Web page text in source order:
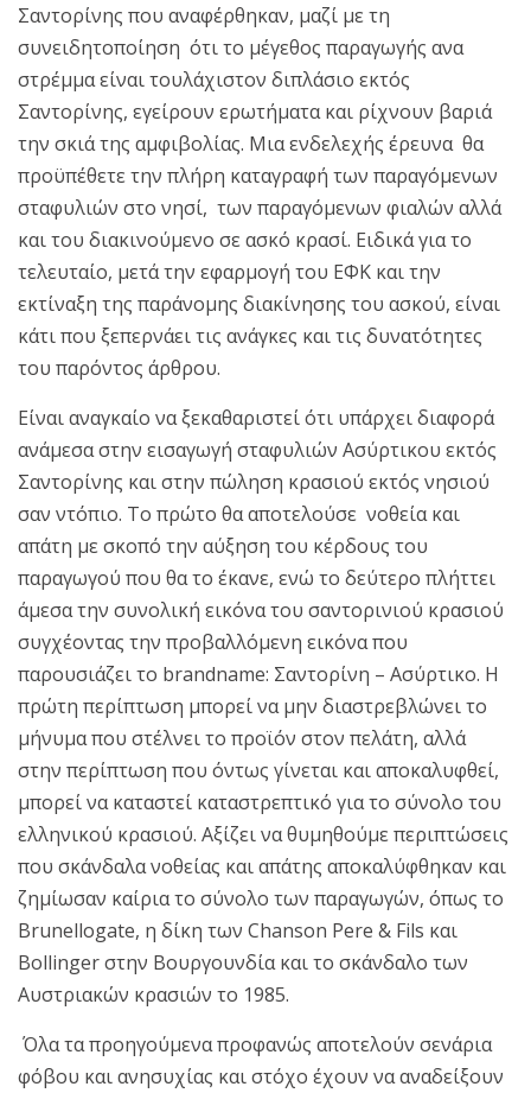
Σαντορίνης που αναφέρθηκαν, μαζί με τη
συνειδητοποίηση ότι το μέγεθος παραγωγής ανα
στρέμμα είναι τουλάχιστον διπλάσιο εκτός
Σαντορίνης, εγείρουν ερωτήματα και ρίχνουν βαριά
την σκιά της αμφιβολίας. Μια ενδελεχής έρευνα θα
προϋπέθετε την πλήρη καταγραφή των παραγόμενων
σταφυλιών στο νησί, των παραγόμενων φιαλών αλλά
και του διακινούμενο σε ασκό κρασί. Ειδικά για το
τελευταίο, μετά την εφαρμογή του ΕΦΚ και την
εκτίναξη της παράνομης διακίνησης του ασκού, είναι
κάτι που ξεπερνάει τις ανάγκες και τις δυνατότητες
του παρόντος άρθρου.
Είναι αναγκαίο να ξεκαθαριστεί ότι υπάρχει διαφορά
ανάμεσα στην εισαγωγή σταφυλιών Ασύρτικου εκτός
Σαντορίνης και στην πώληση κρασιού εκτός νησιού
σαν ντόπιο. Το πρώτο θα αποτελούσε νοθεία και
απάτη με σκοπό την αύξηση του κέρδους του
παραγωγού που θα το έκανε, ενώ το δεύτερο πλήττει
άμεσα την συνολική εικόνα του σαντορινιού κρασιού
συγχέοντας την προβαλλόμενη εικόνα που
παρουσιάζει το brandname: Σαντορίνη – Ασύρτικο. Η
πρώτη περίπτωση μπορεί να μην διαστρεβλώνει το
μήνυμα που στέλνει το προϊόν στον πελάτη, αλλά
στην περίπτωση που όντως γίνεται και αποκαλυφθεί,
μπορεί να καταστεί καταστρεπτικό για το σύνολο του
ελληνικού κρασιού. Αξίζει να θυμηθούμε περιπτώσεις
που σκάνδαλα νοθείας και απάτης αποκαλύφθηκαν και
ζημίωσαν καίρια το σύνολο των παραγωγών, όπως το
Brunellogate, η δίκη των Chanson Pere & Fils και
Bollinger στην Βουργουνδία και το σκάνδαλο των
Αυστριακών κρασιών το 1985.
Όλα τα προηγούμενα προφανώς αποτελούν σενάρια
φόβου και ανησυχίας και στόχο έχουν να αναδείξουν